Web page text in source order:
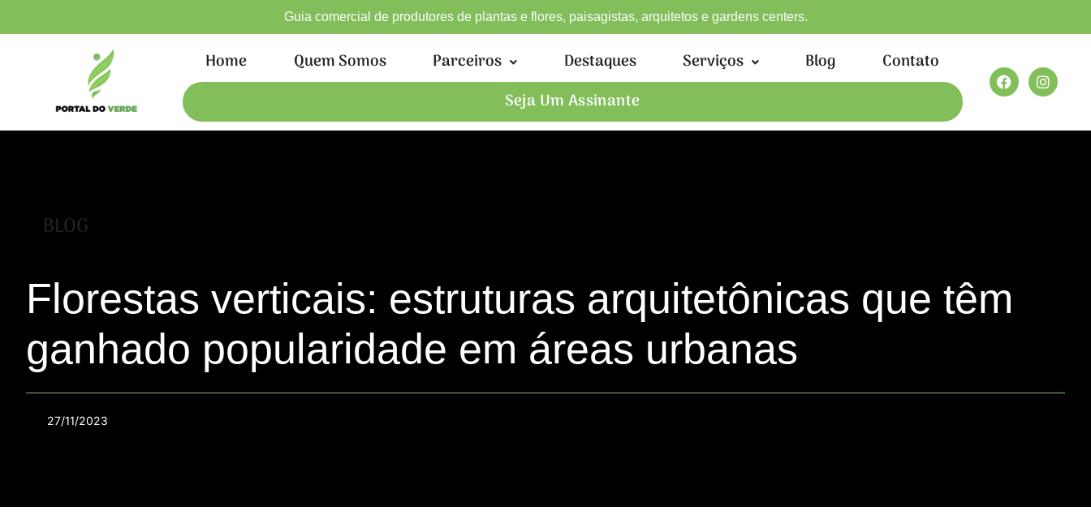
Guia comercial de produtores de plantas e flores, paisagistas, arquitetos e gardens centers.
Home Quem Somos Parceiros Destaques Serviços Blog
Contato
Seja Um Assinante
BLOG
Florestas verticais: estruturas arquitetônicas que têm
ganhado popularidade em áreas urbanas
27/11/2023